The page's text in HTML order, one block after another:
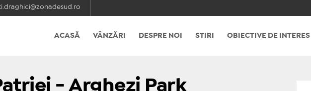
ACASĂ VÂNZĂRI DESPRE NOI STIRI OBIECTIVE DE INTERES
- Arghezi Park